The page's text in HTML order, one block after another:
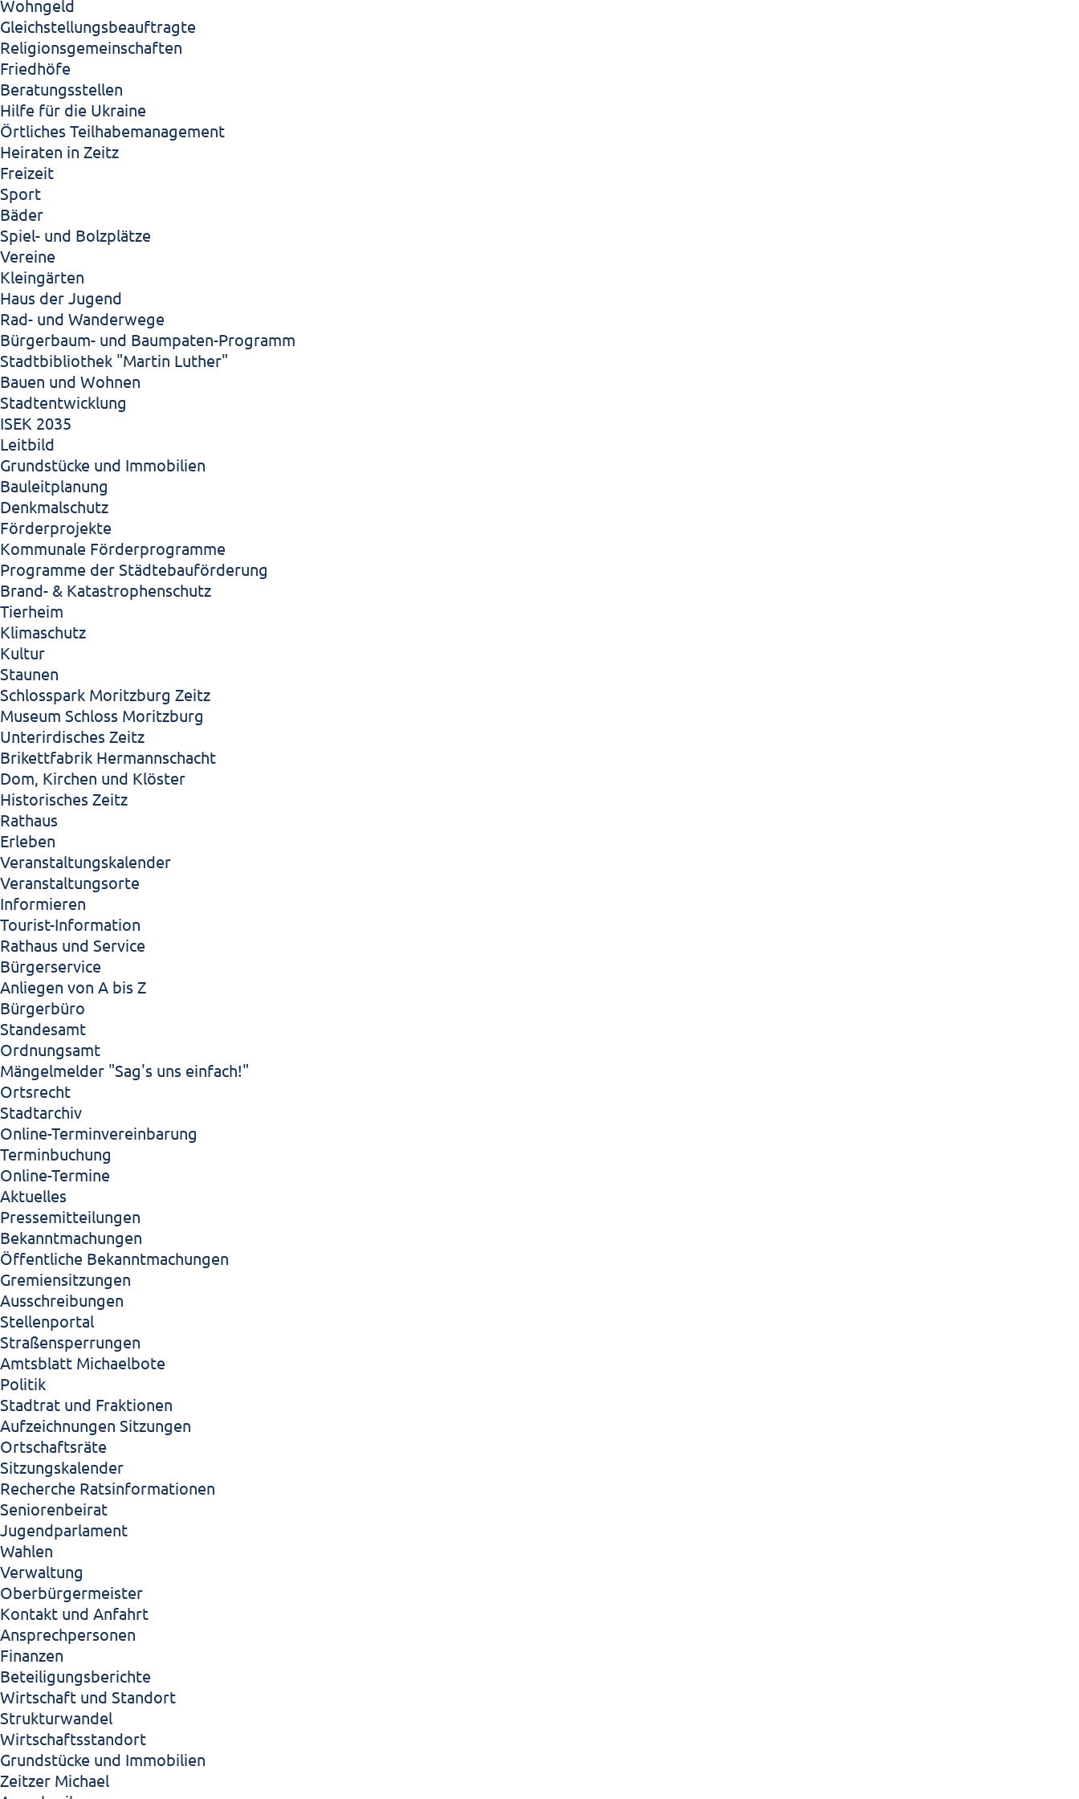
Wohngeld
Gleichstellungsbeauftragte
Religionsgemeinschaften
Friedhöfe
Beratungsstellen
Hilfe für die Ukraine
Örtliches Teilhabemanagement
Heiraten in Zeitz
Freizeit
Sport
Bäder
Spiel- und Bolzplätze
Vereine
Kleingärten
Haus der Jugend
Rad- und Wanderwege
Bürgerbaum- und Baumpaten-Programm
Stadtbibliothek "Martin Luther"
Bauen und Wohnen
Stadtentwicklung
ISEK 2035
Leitbild
Grundstücke und Immobilien
Bauleitplanung
Denkmalschutz
Förderprojekte
Kommunale Förderprogramme
Programme der Städtebauförderung
Brand- & Katastrophenschutz
Tierheim
Klimaschutz
Kultur
Staunen
Schlosspark Moritzburg Zeitz
Museum Schloss Moritzburg
Unterirdisches Zeitz
Brikettfabrik Hermannschacht
Dom, Kirchen und Klöster
Historisches Zeitz
Rathaus
Erleben
Veranstaltungskalender
Veranstaltungsorte
Informieren
Tourist-Information
Rathaus und Service
Bürgerservice
Anliegen von A bis Z
Bürgerbüro
Standesamt
Ordnungsamt
Mängelmelder "Sag's uns einfach!"
Ortsrecht
Stadtarchiv
Online-Terminvereinbarung
Terminbuchung
Online-Termine
Aktuelles
Pressemitteilungen
Bekanntmachungen
Öffentliche Bekanntmachungen
Gremiensitzungen
Ausschreibungen
Stellenportal
Straßensperrungen
Amtsblatt Michaelbote
Politik
Stadtrat und Fraktionen
Aufzeichnungen Sitzungen
Ortschaftsräte
Sitzungskalender
Recherche Ratsinformationen
Seniorenbeirat
Jugendparlament
Wahlen
Verwaltung
Oberbürgermeister
Kontakt und Anfahrt
Ansprechpersonen
Finanzen
Beteiligungsberichte
Wirtschaft und Standort
Strukturwandel
Wirtschaftsstandort
Grundstücke und Immobilien
Zeitzer Michael